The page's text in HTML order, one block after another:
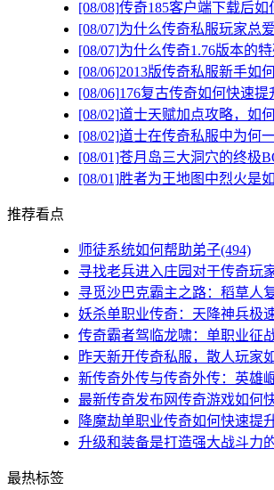
[08/08]传奇185客户端下载后如
[08/07]为什么传奇私服玩家总
[08/07]为什么传奇1.76版本的
[08/06]2013版传奇私服新手如
[08/06]176复古传奇如何快速提
[08/02]道士天赋加点攻略，如
[08/02]道士在传奇私服中为何
[08/01]苍月岛三大洞穴的终极
[08/01]胜者为王地图中烈火是
推荐看点
师徒系统如何帮助弟子(494)
寻找老兵进入庄园对于传奇玩
寻觅沙巴克霸主之路：稻草人
妖杀单职业传奇：天降神兵极
传奇霸者驾临龙啸：单职业征
昨天新开传奇私服，散人玩家
新传奇外传与传奇外传：英雄
最新传奇发布网传奇游戏如何
降魔劫单职业传奇如何快速提
升级和装备是打造强大战斗力
最热标签